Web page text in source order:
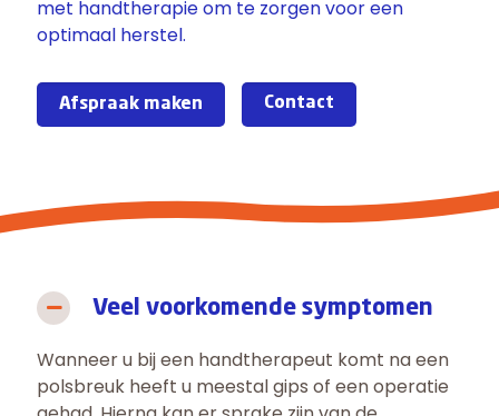
met handtherapie om te zorgen voor een
optimaal herstel.
Afspraak maken Contact
Veel voorkomende symptomen
Wanneer u bij een handtherapeut komt na een
polsbreuk heeft u meestal gips of een operatie